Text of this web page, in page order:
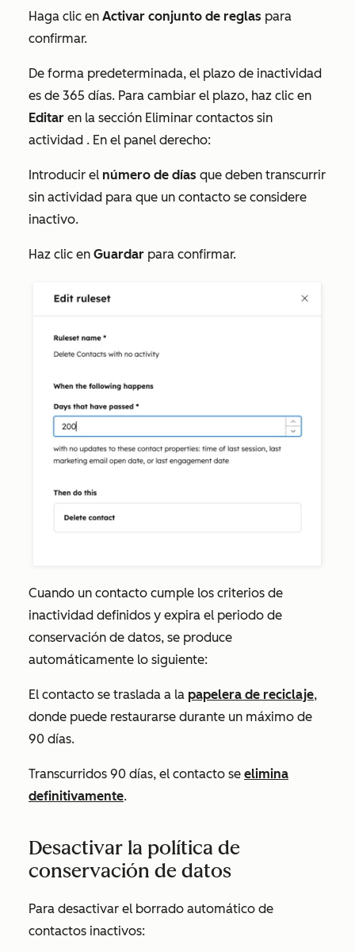
Haga clic en Activar conjunto de reglas para
confirmar.
De forma predeterminada, el plazo de inactividad
es de 365 días. Para cambiar el plazo, haz clic en
Editar en la sección Eliminar contactos sin
actividad . En el panel derecho:
Introducir el número de días que deben transcurrir
sin actividad para que un contacto se considere
inactivo.
Haz clic en Guardar para confirmar.
Cuando un contacto cumple los criterios de
inactividad definidos y expira el periodo de
conservación de datos, se produce
automáticamente lo siguiente:
El contacto se traslada a la papelera de reciclaje,
donde puede restaurarse durante un máximo de
90 días.
Transcurridos 90 días, el contacto se elimina
definitivamente.
Desactivar la política de
conservación de datos
Para desactivar el borrado automático de
contactos inactivos: